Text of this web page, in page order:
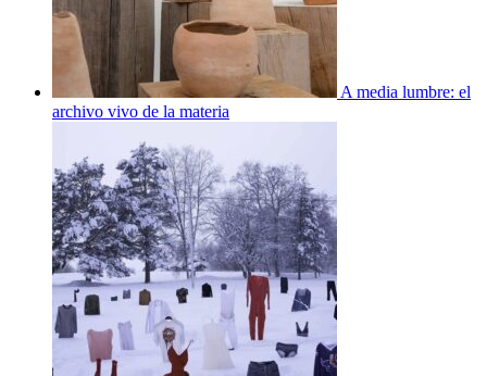
A media lumbre: el
archivo vivo de la materia